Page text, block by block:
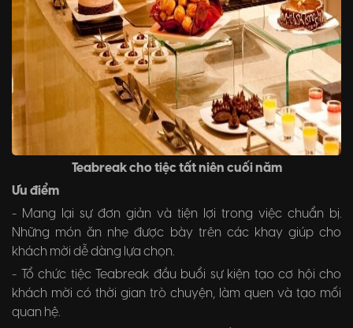
Teabreak cho tiệc tất niên cuối năm
Ưu điểm
- Mang lại sự đơn giản và tiện lợi trong việc chuẩn bị.
Những món ăn nhẹ được bày trên các khay giúp cho
khách mời dễ dàng lựa chọn.
- Tổ chức tiệc Teabreak đầu buổi sự kiện tạo cơ hội cho
khách mời có thời gian trò chuyện, làm quen và tạo mối
quan hệ.